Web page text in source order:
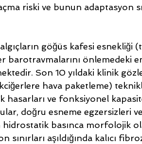
riski ve bunun adaptasyon
göğüs kafesi esnekliği
barotravmalarını önlemedeki
Son 10 yıldaki klinik
hava paketleme)
hasarları ve fonksiyonel
doğru esneme egzersizleri
hidrostatik basınca morfolojik
sınırları aşıldığında kalıcı